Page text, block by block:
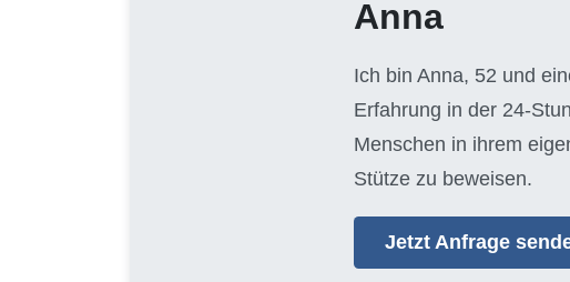
Anna
Ich bin Anna, 52 und
Erfahrung in der 24-
Menschen in ihrem
Stütze zu beweisen.
Jetzt Anfrage